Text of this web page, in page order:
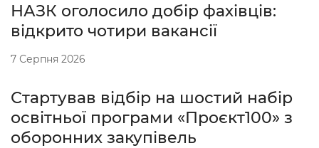
НАЗК оголосило добір фахівців:
відкрито чотири вакансії
7 Серпня 2026
Стартував відбір на шостий набір
освітньої програми «Проєкт100» з
оборонних закупівель